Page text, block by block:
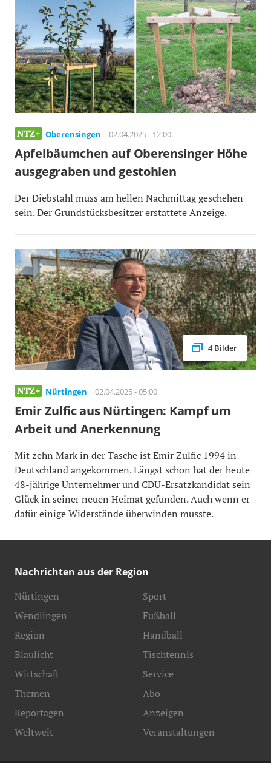
Oberensingen | 02.04.2025 - 12:00
Apfelbäumchen auf Oberensinger Höhe
ausgegraben und gestohlen
Der Diebstahl muss am hellen Nachmittag geschehen
sein. Der Grundstücksbesitzer erstattete Anzeige.
4 Bilder
Nürtingen | 02.04.2025 - 05:00
Emir Zulfic aus Nürtingen: Kampf um
Arbeit und Anerkennung
Mit zehn Mark in der Tasche ist Emir Zulfic 1994 in
Deutschland angekommen. Längst schon hat der heute
48-jährige Unternehmer und CDU-Ersatzkandidat sein
Glück in seiner neuen Heimat gefunden. Auch wenn er
dafür einige Widerstände überwinden musste.
Nachrichten aus der Region
Nürtingen
Wendlingen
Region
Blaulicht
Sport
Fußball
Handball
Tischtennis
Wirtschaft
Themen
Reportagen
Weltweit
Service
Abo
Anzeigen
Veranstaltungen